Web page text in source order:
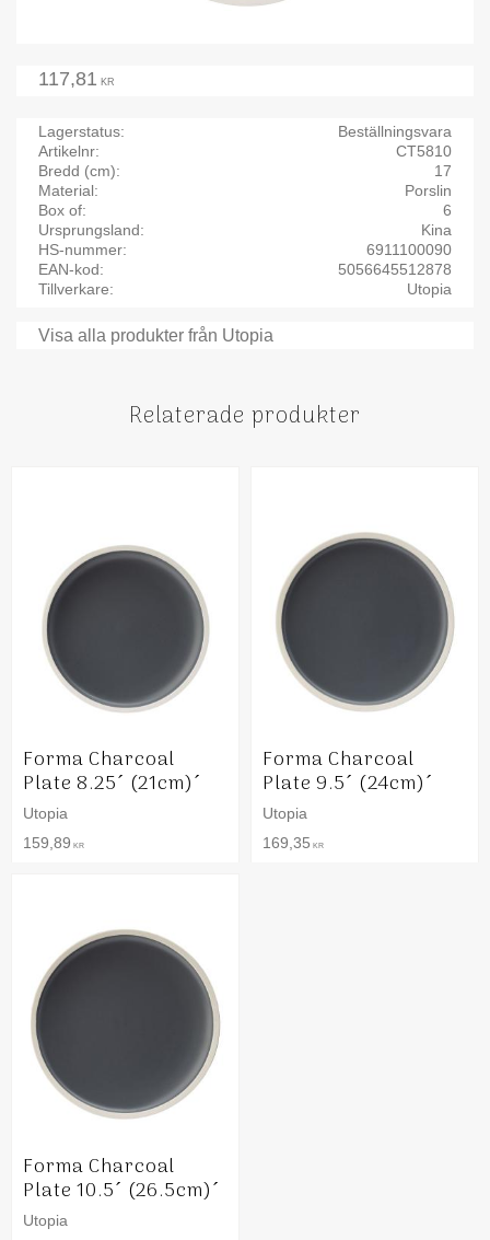
117,81 KR
Lagerstatus
Beställningsvara
Artikelnr
CT5810
Bredd (cm)
17
Material
Porslin
Box of
6
Ursprungsland
Kina
HS-nummer
6911100090
EAN-kod
5056645512878
Tillverkare
Utopia
Visa alla produkter från Utopia
Relaterade produkter
Forma Charcoal
Plate 8.25´ (21cm)´
Utopia
159,89 KR
Forma Charcoal
Plate 9.5´ (24cm)´
Utopia
169,35 KR
Forma Charcoal
Plate 10.5´ (26.5cm)´
Utopia